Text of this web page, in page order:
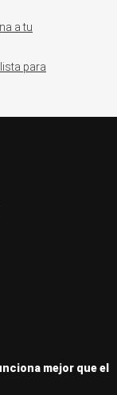
a tu
para
mejor que el